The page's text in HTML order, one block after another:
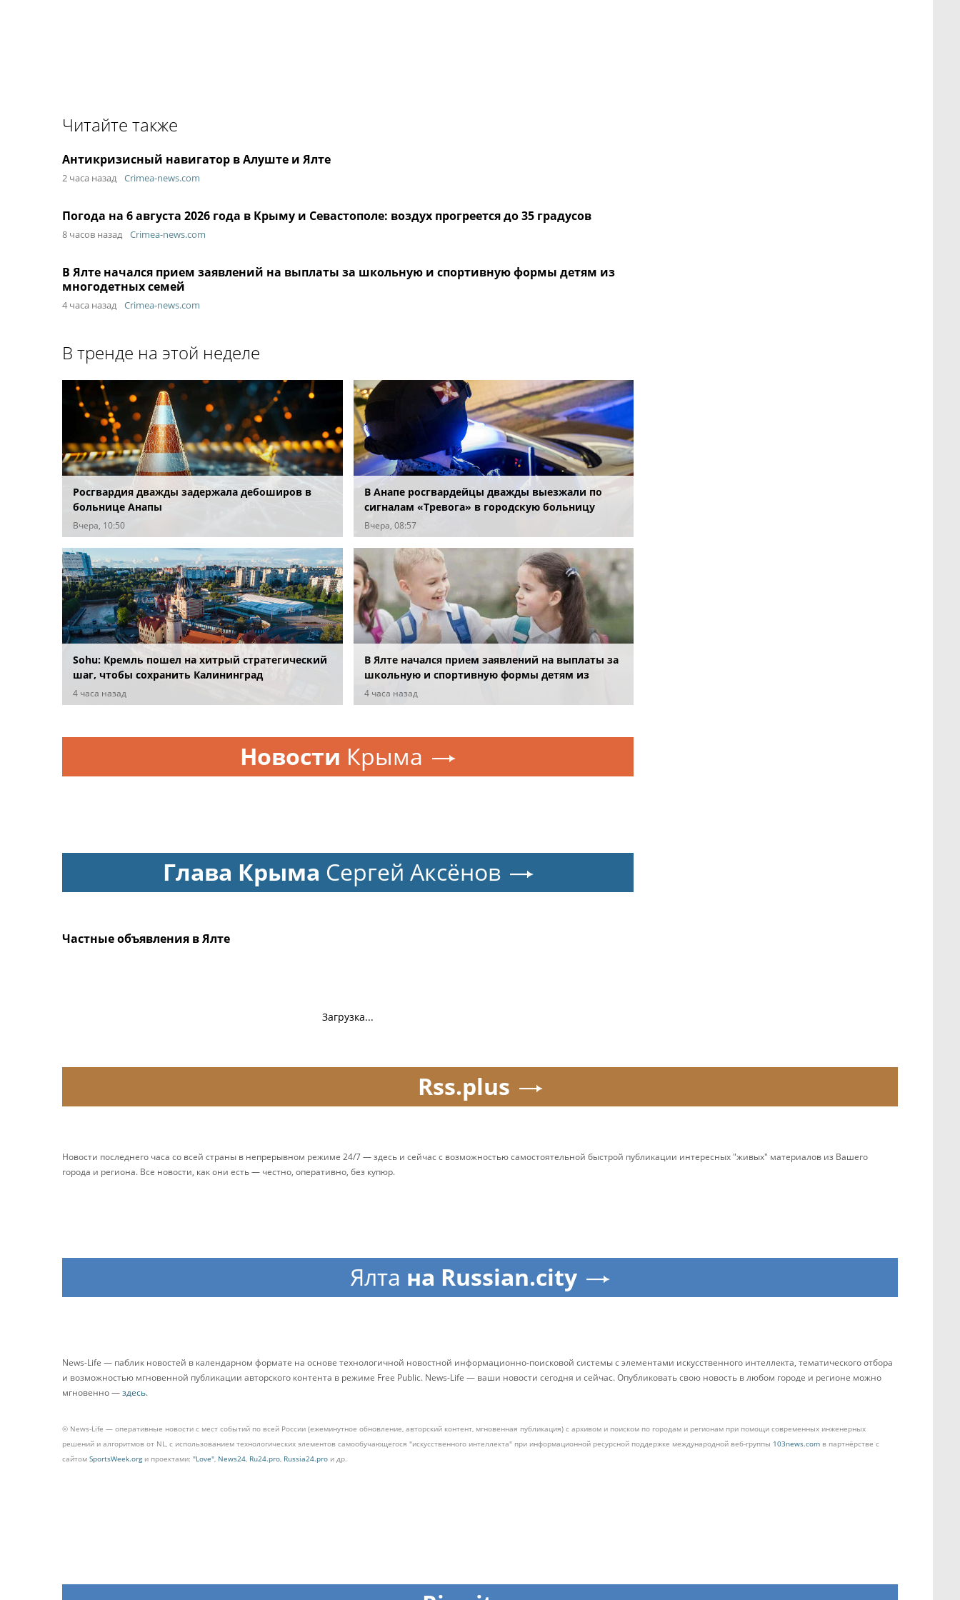
Читайте также
Антикризисный навигатор в Алуште и Ялте
2 часа назад Crimea-news.com
Погода на 6 августа 2026 года в Крыму и Севастополе: воздух прогреется до 35 градусов
8 часов назад Crimea-news.com
В Ялте начался прием заявлений на выплаты за школьную и спортивную формы детям из
многодетных семей
4 часа назад Crimea-news.com
В тренде на этой неделе
Росгвардия дважды задержала дебоширов в
больнице Анапы
Вчера, 10:50
В Анапе росгвардейцы дважды выезжали по
сигналам «Тревога» в городскую больницу
Вчера, 08:57
Sohu: Кремль пошел на хитрый стратегический
шаг, чтобы сохранить Калининград
4 часа назад
В Ялте начался прием заявлений на выплаты за
школьную и спортивную формы детям из
многодетных семей
4 часа назад
Новости Крыма
Глава Крыма Сергей Аксёнов
Частные объявления в Ялте
Загрузка...
Rss.plus
Новости последнего часа со всей страны в непрерывном режиме 24/7 — здесь и сейчас с возможностью самостоятельной быстрой публикации интересных "живых" материалов из Вашего
города и региона. Все новости, как они есть — честно, оперативно, без купюр.
Ялта на Russian.city
News-Life — паблик новостей в календарном формате на основе технологичной новостной информационно-поисковой системы с элементами искусственного интеллекта, тематического отбора
и возможностью мгновенной публикации авторского контента в режиме Free Public. News-Life — ваши новости сегодня и сейчас. Опубликовать свою новость в любом городе и регионе можно
мгновенно —здесь.
© News-Life — оперативные новости с мест событий по всей России (ежеминутное обновление, авторский контент, мгновенная публикация) с архивом и поиском по городам и регионам при помощи современных инженерных
решений и алгоритмов от NL, с использованием технологических элементов самообучающегося "искусственного интеллекта" при информационной ресурсной поддержке международной веб-группы 103news.com в партнёрстве с
сайтом SportsWeek.orgи проектами: "Love", News24, Ru24.pro, Russia24.pro и др.